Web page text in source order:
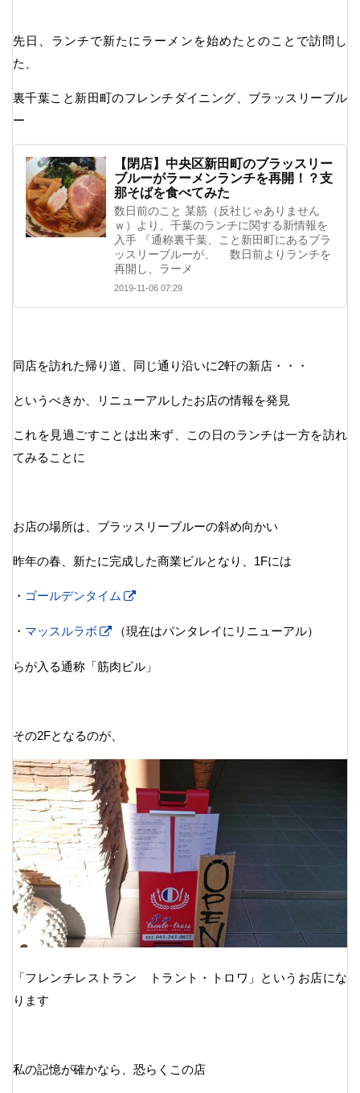
先日、ランチで新たにラーメンを始めたとのことで訪問し
た、
裏千葉こと新田町のフレンチダイニング、ブラッスリーブル
ー
【閉店】中央区新田町のブラッスリー
ブルーがラーメンランチを再開！？支
那そばを食べてみた
数日前のこと 某筋（反社じゃありません
ｗ）より、千葉のランチに関する新情報を
入手 『通称裏千葉、こと新田町にあるブラ
ッスリーブルーが、 数日前よりランチを
再開し、ラーメ
2019-11-06 07:29
同店を訪れた帰り道、同じ通り沿いに2軒の新店・・・
というべきか、リニューアルしたお店の情報を発見
これを見過ごすことは出来ず、この日のランチは一方を訪れ
てみることに
お店の場所は、ブラッスリーブルーの斜め向かい
昨年の春、新たに完成した商業ビルとなり、1Fには
・ ゴールデンタイム
・ マッスルラボ （現在はパンタレイにリニューアル）
らが入る通称「筋肉ビル」
その2Fとなるのが、
「フレンチレストラン トラント・トロワ」というお店にな
ります
私の記憶が確かなら、恐らくこの店